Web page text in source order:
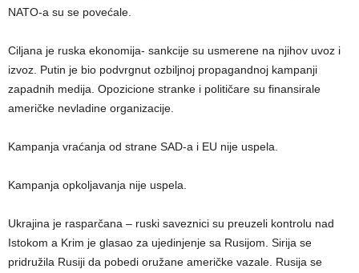
NATO-a su se povećale.
Ciljana je ruska ekonomija- sankcije su usmerene na njihov uvoz i
izvoz. Putin je bio podvrgnut ozbiljnoj propagandnoj kampanji
zapadnih medija. Opozicione stranke i političare su finansirale
američke nevladine organizacije.
Kampanja vraćanja od strane SAD-a i EU nije uspela.
Kampanja opkoljavanja nije uspela.
Ukrajina je rasparčana – ruski saveznici su preuzeli kontrolu nad
Istokom a Krim je glasao za ujedinjenje sa Rusijom. Sirija se
pridružila Rusiji da pobedi oružane američke vazale. Rusija se